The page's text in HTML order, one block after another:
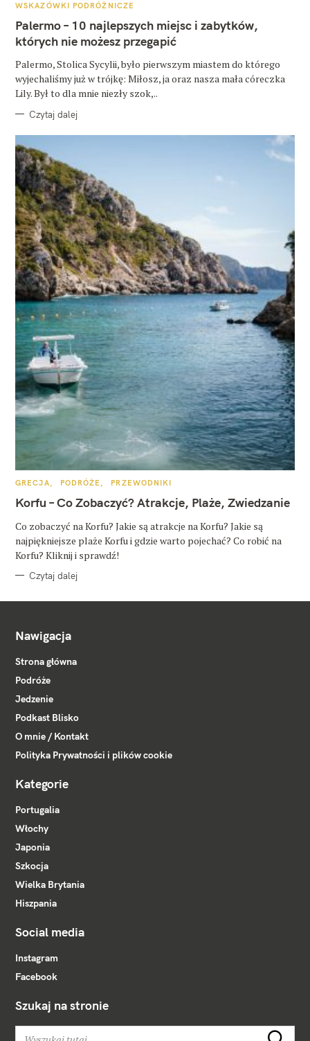
T
G
R
WSKAZÓWKI PODRÓŻNICZE
Palermo – 10 najlepszych miejsc i zabytków,
których nie możesz przegapić
Palermo, Stolica Sycylii, było pierwszym miastem do którego
wyjechaliśmy już w trójkę: Miłosz, ja oraz nasza mała córeczka
Lily. Był to dla mnie niezły szok,..
Czytaj dalej
K
T
E
O
R
I
GRECJA PODRÓŻE PRZEWODNIKI
Korfu – Co Zobaczyć? Atrakcje, Plaże, Zwiedzanie
Co zobaczyć na Korfu? Jakie są atrakcje na Korfu? Jakie są
najpiękniejsze plaże Korfu i gdzie warto pojechać? Co robić na
Korfu? Kliknij i sprawdź!
Czytaj dalej
Nawigacja
Strona główna
Podróże
Jedzenie
Podkast Blisko
O mnie / Kontakt
Polityka Prywatności i plików cookie
Kategorie
Portugalia
Włochy
Japonia
Szkocja
Wielka Brytania
Hiszpania
Social media
Instagram
Facebook
Szukaj na stronie